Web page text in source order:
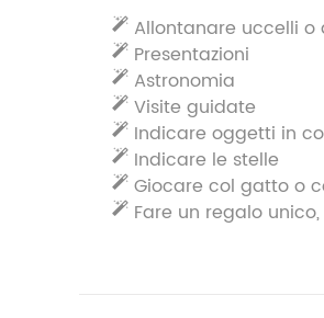
Allontanare uccelli
Presentazioni
Astronomia
Visite guidate
Indicare oggetti in
Indicare le stelle
Giocare col gatto o
Fare un regalo